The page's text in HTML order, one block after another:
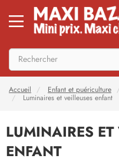
Accueil Enfant et puériculture
Luminaires et veilleuses enfant
LUMINAIRES ET
ENFANT